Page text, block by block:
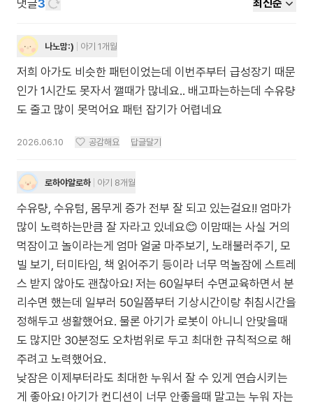
댓글3 최신순
나노맘:) 아기 1개월
저희 아가도 비슷한 패턴이었는데 이번주부터 급성장기 때문
인가 1시간도 못자서 깰때가 많네요.. 배고파는하는데 수유량
도 줄고 많이 못먹어요 패턴 잡기가 어렵네요
2026.06.10 공감해요 답글달기
로하야알로하 아기 8개월
수유량, 수유텀, 몸무게 증가 전부 잘 되고 있는걸요!! 엄마가
많이 노력하는만큼 잘 자라고 있네요😊 이맘때는 사실 거의
먹잠이고 놀이라는게 엄마 얼굴 마주보기, 노래불러주기, 모
빌 보기, 터미타임, 책 읽어주기 등이라 너무 먹놀잠에 스트레
스 받지 않아도 괜찮아요! 저는 60일부터 수면교육하면서 분
리수면 했는데 일부러 50일쯤부터 기상시간이랑 취침시간을
정해두고 생활했어요. 물론 아기가 로봇이 아니니 안맞을때
도 많지만 30분정도 오차범위로 두고 최대한 규칙적으로 해
주려고 노력했어요.
낮잠은 이제부터라도 최대한 누워서 잘 수 있게 연습시키는
게 좋아요! 아기가 컨디션이 너무 안좋을때 말고는 누워 자는